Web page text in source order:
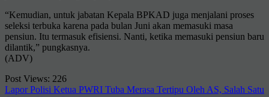
“Kemudian, untuk jabatan Kepala BPKAD juga menjalani proses
seleksi terbuka karena pada bulan Juni akan memasuki masa
pensiun. Itu termasuk efisiensi. Nanti, ketika memasuki pensiun baru
dilantik,” pungkasnya.
(ADV)
Post Views: 226
Navigasi
Lapor Polisi Ketua PWRI Tuba Merasa Tertipu Oleh AS, Salah Satu